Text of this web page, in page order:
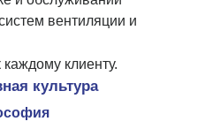
вентиляции и
клиенту.
культура